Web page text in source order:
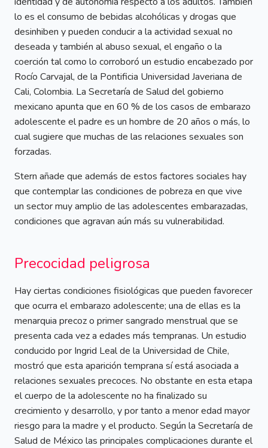
lo es el consumo de bebidas alcohólicas y drogas que
desinhiben y pueden conducir a la actividad sexual no
deseada y también al abuso sexual, el engaño o la
coerción tal como lo corroboró un estudio encabezado por
Rocío Carvajal, de la Pontificia Universidad Javeriana de
Cali, Colombia. La Secretaría de Salud del gobierno
mexicano apunta que en 60 % de los casos de embarazo
adolescente el padre es un hombre de 20 años o más, lo
cual sugiere que muchas de las relaciones sexuales son
forzadas.
Stern añade que además de estos factores sociales hay
que contemplar las condiciones de pobreza en que vive
un sector muy amplio de las adolescentes embarazadas,
condiciones que agravan aún más su vulnerabilidad.
Precocidad peligrosa
Hay ciertas condiciones fisiológicas que pueden favorecer
que ocurra el embarazo adolescente; una de ellas es la
menarquia precoz o primer sangrado menstrual que se
presenta cada vez a edades más tempranas. Un estudio
conducido por Ingrid Leal de la Universidad de Chile,
mostró que esta aparición temprana sí está asociada a
relaciones sexuales precoces. No obstante en esta etapa
el cuerpo de la adolescente no ha finalizado su
crecimiento y desarrollo, y por tanto a menor edad mayor
riesgo para la madre y el producto. Según la Secretaría de
Salud de México las principales complicaciones durante el